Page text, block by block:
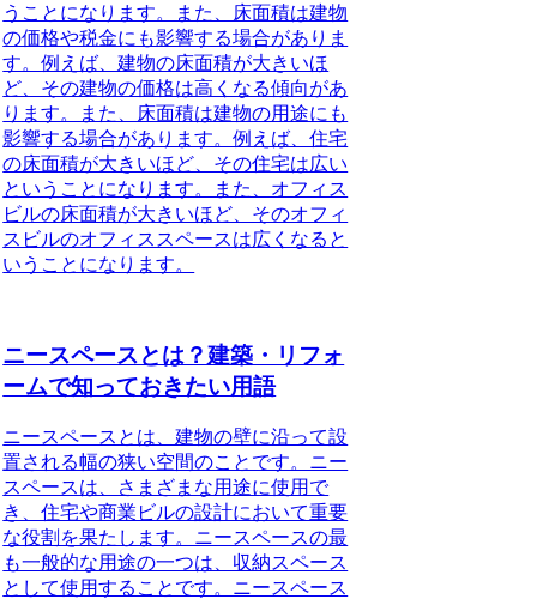
うことになります。また、床面積は建物
の価格や税金にも影響する場合がありま
す。例えば、建物の床面積が大きいほ
ど、その建物の価格は高くなる傾向があ
ります。また、床面積は建物の用途にも
影響する場合があります。例えば、住宅
の床面積が大きいほど、その住宅は広い
ということになります。また、オフィス
ビルの床面積が大きいほど、そのオフィ
スビルのオフィススペースは広くなると
いうことになります。
ニースペースとは？建築・リフォ
ームで知っておきたい用語
ニースペースとは、建物の壁に沿って設
置される幅の狭い空間のことです。ニー
スペースは、さまざまな用途に使用で
き、住宅や商業ビルの設計において重要
な役割を果たします。ニースペースの最
も一般的な用途の一つは、収納スペース
として使用することです。ニースペース